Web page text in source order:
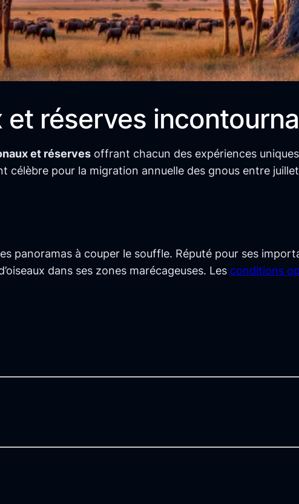
et réserves
et réserves offrant chacun des expériences
célèbre pour la migration annuelle des gnous entre
panoramas à couper le souffle. Réputé pour ses
dans ses zones marécageuses. Les conditions